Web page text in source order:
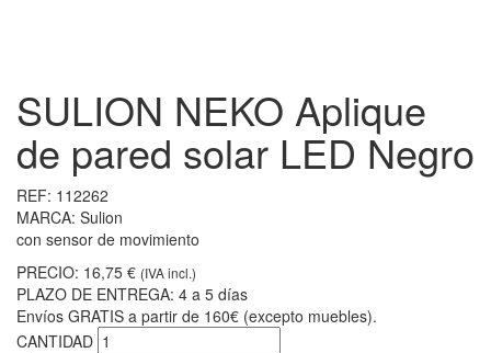
SULION NEKO Aplique
de pared solar LED Negro
REF: 112262
MARCA: Sulion
con sensor de movimiento
PRECIO: 16,75 € (IVA incl.)
PLAZO DE ENTREGA: 4 a 5 días
Envíos GRATIS a partir de 160€ (excepto muebles).
CANTIDAD